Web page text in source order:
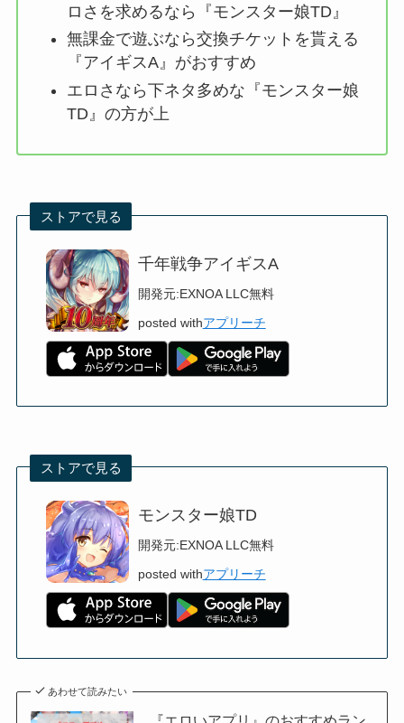
ロさを求めるなら『モンスター娘TD』
無課金で遊ぶなら交換チケットを貰える
『アイギスA』がおすすめ
エロさなら下ネタ多めな『モンスター娘
TD』の方が上
ストアで見る
千年戦争アイギスA
開発元:EXNOA LLC無料
posted withアプリーチ
ストアで見る
モンスター娘TD
開発元:EXNOA LLC無料
posted withアプリーチ
あわせて読みたい